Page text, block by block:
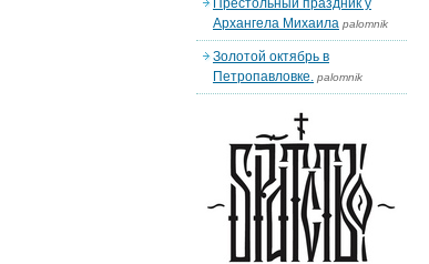
Престольный праздник у
Архангела Михаила palomnik
Золотой октябрь в
Петропавловке. palomnik